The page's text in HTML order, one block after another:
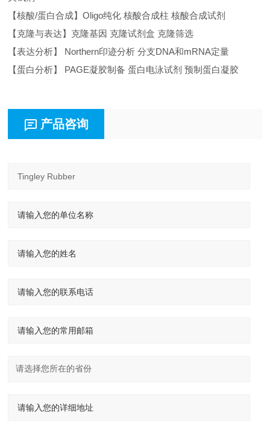
【核酸/蛋白合成】Oligo纯化 核酸合成柱 核酸合成试剂
【克隆与表达】克隆基因 克隆试剂盒 克隆筛选
【表达分析】 Northern印迹分析 分支DNA和mRNA定量
【蛋白分析】 PAGE凝胶制备 蛋白电泳试剂 预制蛋白凝胶
产品咨询